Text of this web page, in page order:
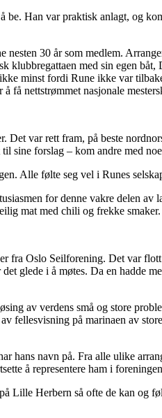
be. Han var praktisk anlagt, og
30 år som medlem.
med sin egen båt,
minst fordi Rune ikke var
få nettstrømmet nasjonale
var rett fram, på beste
forslag – kom andre med
Alle følte seg vel i Runes
for denne vakre delen av
mat med chili og frekke smaker.
fra Oslo Seilforening. Det var
glede i å møtes. Da en hadde
av verdens små og store
fellesvisning på marinaen av
navn på. Fra alle ulike
å representere ham i
Lille Herbern så ofte de kan og